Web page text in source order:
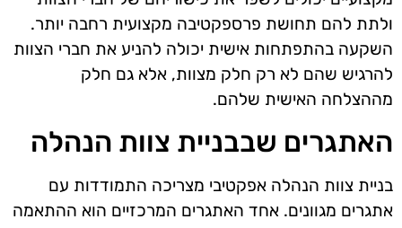
ולתת להם תחושת פרספקטיבה מקצועית רחבה יותר.
השקעה בהתפתחות אישית יכולה להניע את חברי הצוות
להרגיש שהם לא רק חלק מצוות, אלא גם חלק
מההצלחה האישית שלהם.
האתגרים שבבניית צוות הנהלה
בניית צוות הנהלה אפקטיבי מצריכה התמודדות עם
אתגרים מגוונים. אחד האתגרים המרכזיים הוא ההתאמה